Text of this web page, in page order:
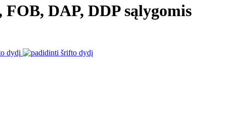
DAP, DDP sąlygomis
dydį